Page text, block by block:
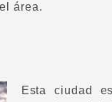
área.
Esta ciudad